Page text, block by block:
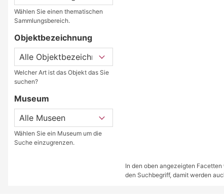
Wählen Sie einen thematischen
Sammlungsbereich.
Objektbezeichnung
Welcher Art ist das Objekt das Sie
suchen?
Museum
Wählen Sie ein Museum um die
Suche einzugrenzen.
In den oben angezeigten
den Suchbegriff, damit werden